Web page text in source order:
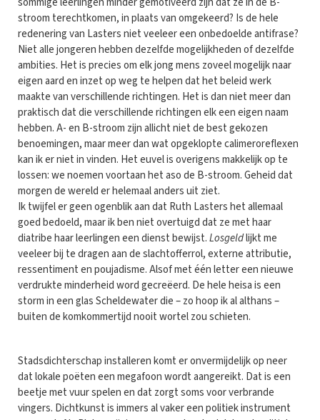
stroom terechtkomen, in plaats van omgekeerd? Is de hele
redenering van Lasters niet veeleer een onbedoelde antifrase?
Niet alle jongeren hebben dezelfde mogelijkheden of dezelfde
ambities. Het is precies om elk jong mens zoveel mogelijk naar
eigen aard en inzet op weg te helpen dat het beleid werk
maakte van verschillende richtingen. Het is dan niet meer dan
praktisch dat die verschillende richtingen elk een eigen naam
hebben. A- en B-stroom zijn allicht niet de best gekozen
benoemingen, maar meer dan wat opgeklopte calimeroreflexen
kan ik er niet in vinden. Het euvel is overigens makkelijk op te
lossen: we noemen voortaan het aso de B-stroom. Geheid dat
morgen de wereld er helemaal anders uit ziet.
Ik twijfel er geen ogenblik aan dat Ruth Lasters het allemaal
goed bedoeld, maar ik ben niet overtuigd dat ze met haar
diatribe haar leerlingen een dienst bewijst.Losgeldlijkt me
veeleer bij te dragen aan de slachtofferrol, externe attributie,
ressentiment en poujadisme. Alsof met één letter een nieuwe
verdrukte minderheid word gecreëerd. De hele heisa is een
storm in een glas Scheldewater die – zo hoop ik al althans –
buiten de komkommertijd nooit wortel zou schieten.
Stadsdichterschap installeren komt er onvermijdelijk op neer
dat lokale poëten een megafoon wordt aangereikt. Dat is een
beetje met vuur spelen en dat zorgt soms voor verbrande
vingers. Dichtkunst is immers al vaker een politiek instrument